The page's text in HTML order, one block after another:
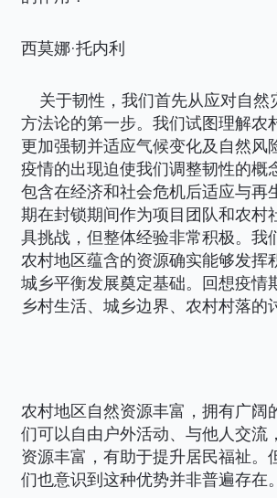
西莫娜·托内利
关于韧性，我们首先从应对自然
方法论的第一步。我们试图理解农
更加强韧并适应气候变化及自然风
疫情的出现迫使我们调整韧性的概
包含在经济和社会危机后适应与再
期在封锁期间作为项目团队和农村
具挑战，但整体经验非常积极。我
农村地区蕴含的资源确实能够发挥
城乡平衡发展奠定基础。回想疫情
乡村生活、城乡边界、农村村落的
农村地区自然资源丰富，拥有广阔
们可以自由户外活动、与他人交流
资源丰富，有助于提升居民福祉。
们也意识到这种优势并非普遍存在。